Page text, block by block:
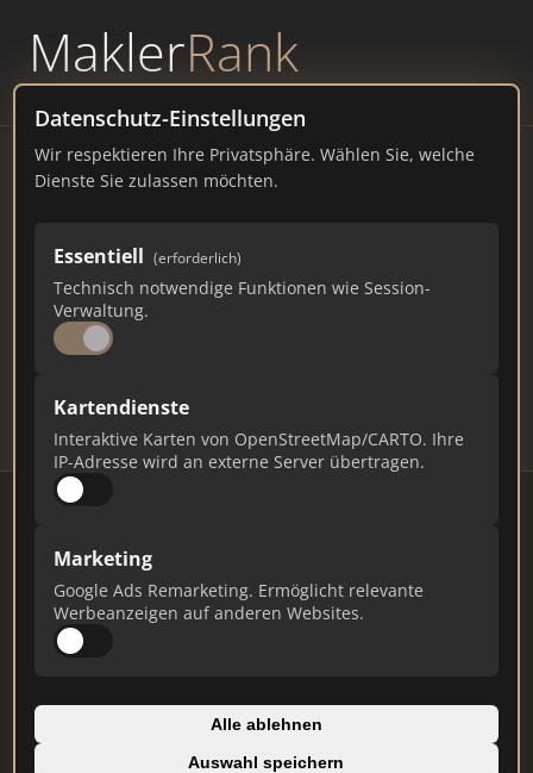
MaklerRank
powered byWAVEPOINT
Datenschutz-Einstellungen
Wir respektieren Ihre Privatsphäre. Wählen Sie, welche
Dienste Sie zulassen möchten.
Essentiell (erforderlich)
Technisch notwendige Funktionen wie Session-
Verwaltung.
Kartendienste
Interaktive Karten von OpenStreetMap/CARTO. Ihre
IP-Adresse wird an externe Server übertragen.
Marketing
Google Ads Remarketing. Ermöglicht relevante
Werbeanzeigen auf anderen Websites.
Alle ablehnen
Auswahl speichern
Immobilienmakler
Germersheim – Ranking Juli
2026
RHEINLAND-PFALZ
81
Makler Makler-Keywords
Stand: Juli 2026
#
Immobilien Scout GmbH
immobilienscout24.de